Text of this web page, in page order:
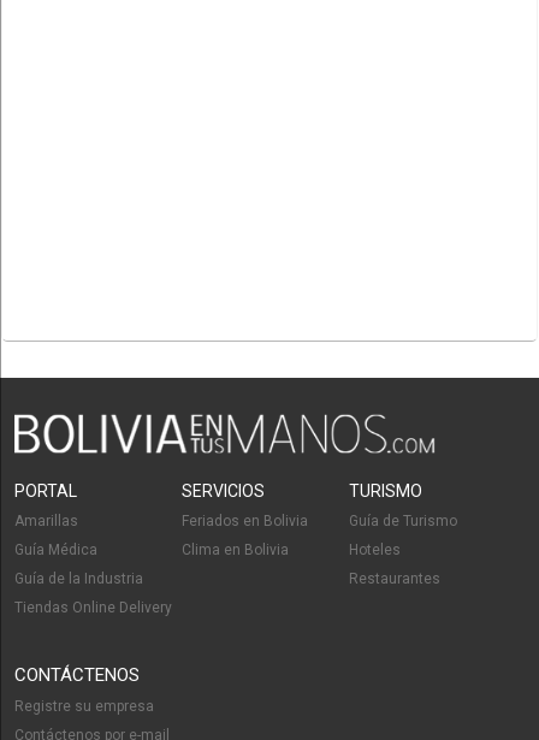
PORTAL
Amarillas
Guía Médica
Guía de la Industria
Tiendas Online Delivery
SERVICIOS
Feriados en Bolivia
Clima en Bolivia
TURISMO
Guía de Turismo
Hoteles
Restaurantes
CONTÁCTENOS
Registre su empresa
Contáctenos por e-mail